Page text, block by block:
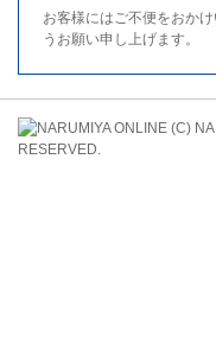
お客様にはご不便をおか
うお願い申し上げます。